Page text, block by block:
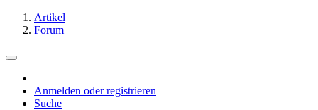
Artikel
Forum
Anmelden oder registrieren
Suche